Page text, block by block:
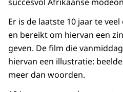
succesvol Afrikaanse
Er is de laatste 10 jaar te
en bereikt om hiervan een
geven. De film die
hiervan een illustratie:
meer dan woorden.